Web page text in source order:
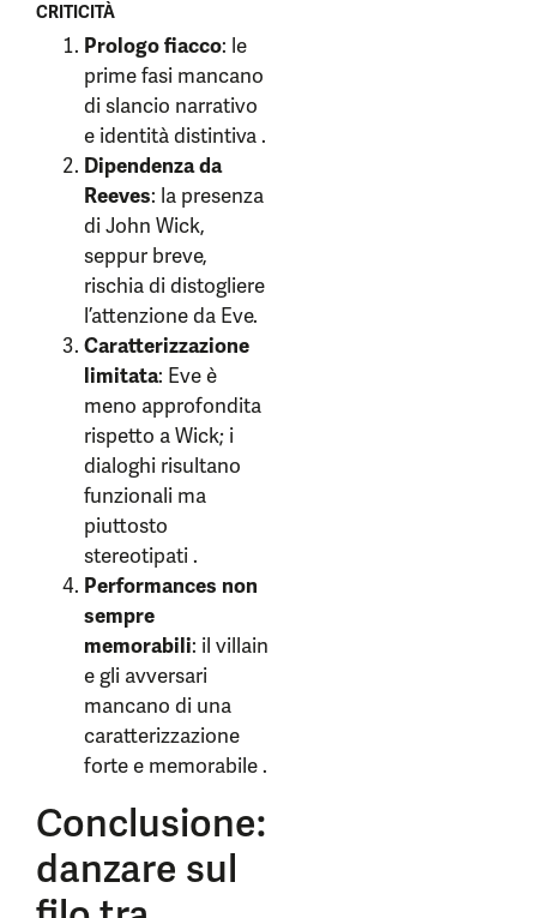
CRITICITÀ
Prologo fiacco: le
prime fasi mancano
di slancio narrativo
e identità distintiva .
Dipendenza da
Reeves: la presenza
di John Wick,
seppur breve,
rischia di distogliere
l’attenzione da Eve.
Caratterizzazione
limitata: Eve è
meno approfondita
rispetto a Wick; i
dialoghi risultano
funzionali ma
piuttosto
stereotipati .
Performances non
sempre
memorabili: il villain
e gli avversari
mancano di una
caratterizzazione
forte e memorabile .
Conclusione:
danzare sul